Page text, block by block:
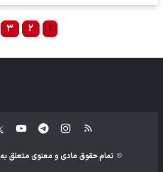
۱ ۲ ۳
تمام حقوق مادی و معنوی متعلق به